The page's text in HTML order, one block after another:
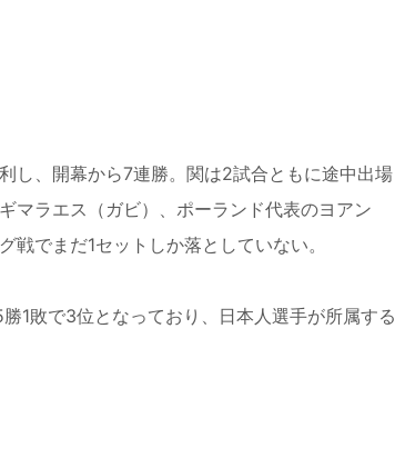
し、開幕から7連勝。関は2試合ともに途中出場
マラエス（ガビ）、ポーランド代表のヨアン
戦でまだ1セットしか落としていない。
勝1敗で3位となっており、日本人選手が所属する